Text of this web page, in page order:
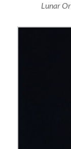
Lunar